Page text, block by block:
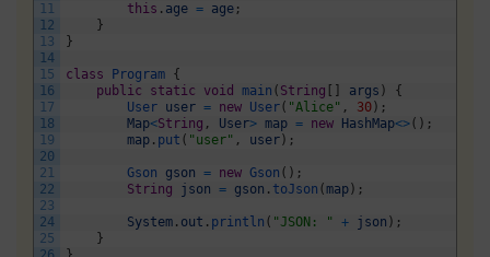
11
12
13
14
15
16
17
18
19
20
21
22
23
24
25
this . age = age ;
}
}
class Program {
public
static void main ( String [ ] args )
{
User user = new User( "Alice" , 30) ;
Map<String , User> map = new HashMap<>( ) ;
map . put ( "user" , user) ;
Gson gson = new Gson ( ) ;
String
json = gson . toJson (map) ;
System . out . println ( "JSON: " + json ) ;
}